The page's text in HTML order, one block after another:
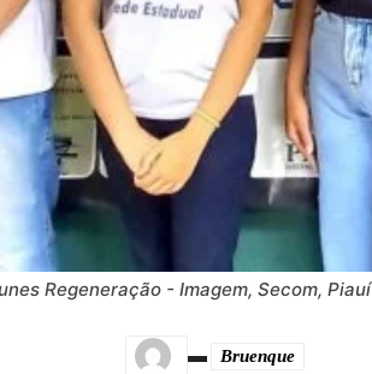
Regeneração - Imagem, Secom, Piauí
Bruenque